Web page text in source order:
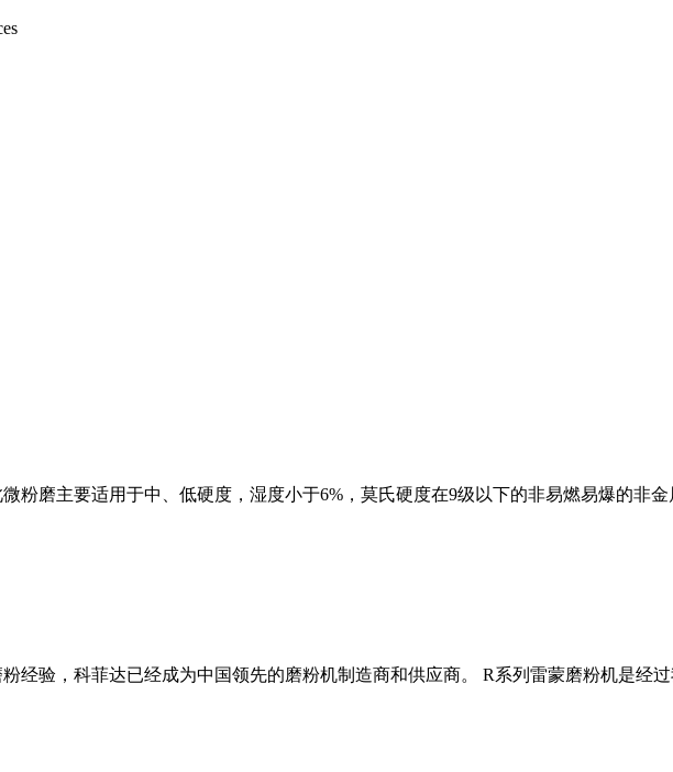
粉磨主要适用于中、低硬度，湿度小于6%，莫氏硬度在9级以下的非易燃易爆的非
经验，科菲达已经成为中国领先的磨粉机制造商和供应商。 R系列雷蒙磨粉机是经